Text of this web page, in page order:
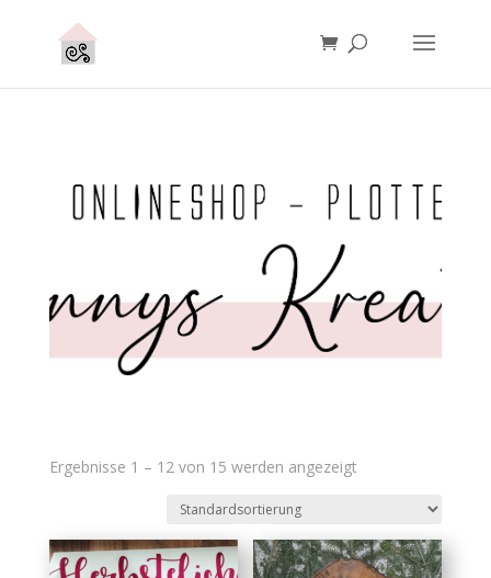
Ergebnisse 1 – 12 von 15 werden angezeigt